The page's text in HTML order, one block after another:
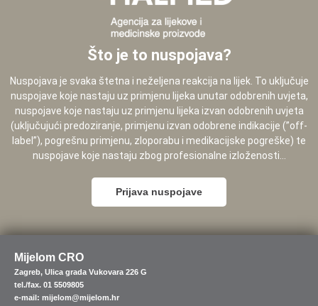
Što je to nuspojava?
Nuspojava je svaka štetna i neželjena reakcija na lijek. To uključuje
nuspojave koje nastaju uz primjenu lijeka unutar odobrenih uvjeta,
nuspojave koje nastaju uz primjenu lijeka izvan odobrenih uvjeta
(uključujući predoziranje, primjenu izvan odobrene indikacije (”off-
label”), pogrešnu primjenu, zloporabu i medikacijske pogreške) te
nuspojave koje nastaju zbog profesionalne izloženosti...
Prijava nuspojave
Mijelom CRO
Zagreb, Ulica grada Vukovara 226 G
tel./fax. 01 5509805
e-mail: mijelom@mijelom.hr